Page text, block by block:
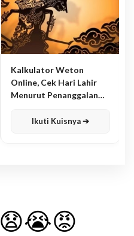
Kalkulator Weton
Online, Cek Hari Lahir
Menurut Penanggalan
Ikuti Kuisnya ➔
😧😭😡